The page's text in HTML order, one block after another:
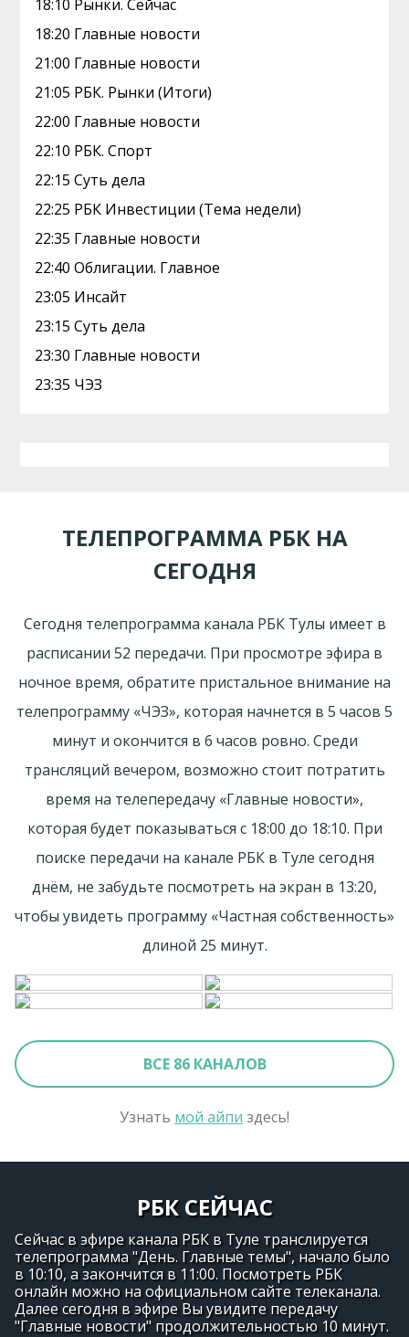
18:10 Рынки. Сейчас
18:20 Главные новости
21:00 Главные новости
21:05 РБК. Рынки (Итоги)
22:00 Главные новости
22:10 РБК. Спорт
22:15 Суть дела
22:25 РБК Инвестиции (Тема недели)
22:35 Главные новости
22:40 Облигации. Главное
23:05 Инсайт
23:15 Суть дела
23:30 Главные новости
23:35 ЧЭЗ
ТЕЛЕПРОГРАММА РБК НА
СЕГОДНЯ
Сегодня телепрограмма канала РБК Тулы имеет в
расписании 52 передачи. При просмотре эфира в
ночное время, обратите пристальное внимание на
телепрограмму «ЧЭЗ», которая начнется в 5 часов 5
минут и окончится в 6 часов ровно. Среди
трансляций вечером, возможно стоит потратить
время на телепередачу «Главные новости»,
которая будет показываться с 18:00 до 18:10. При
поиске передачи на канале РБК в Туле сегодня
днём, не забудьте посмотреть на экран в 13:20,
чтобы увидеть программу «Частная собственность»
длиной 25 минут.
ВСЕ 86 КАНАЛОВ
Узнать мой айпи здесь!
РБК СЕЙЧАС
Сейчас в эфире канала РБК в Туле транслируется
телепрограмма "День. Главные темы", начало было
в 10:10, а закончится в 11:00. Посмотреть РБК
онлайн можно на официальном сайте телеканала.
Далее сегодня в эфире Вы увидите передачу
"Главные новости" продолжительностью 10 минут.